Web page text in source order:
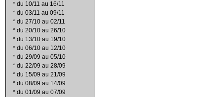
* du 10/11 au 16/11
* du 03/11 au 09/11
* du 27/10 au 02/11
* du 20/10 au 26/10
* du 13/10 au 19/10
* du 06/10 au 12/10
* du 29/09 au 05/10
* du 22/09 au 28/09
* du 15/09 au 21/09
* du 08/09 au 14/09
* du 01/09 au 07/09